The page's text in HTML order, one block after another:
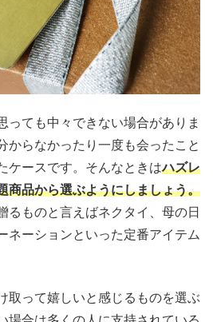
っても中々できない場合がありま
からなかったり一度も会ったこと
ケースです。そんなときはハズレ
商品から選ぶようにしましょう。
るものと言えばネクタイ、母の日
ネーションといった定番アイテム
取って嬉しいと感じるものを選ぶ